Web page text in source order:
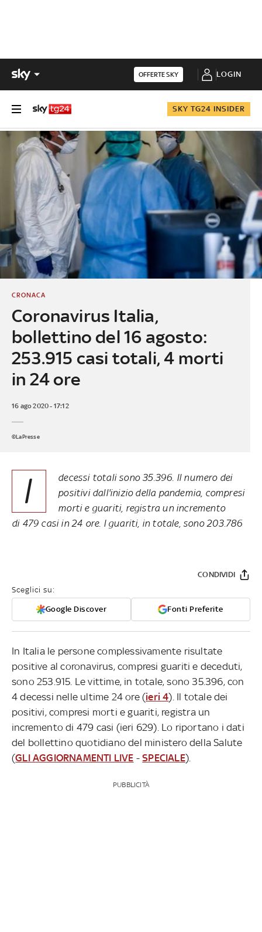
OFFERTE SKY LOGIN
SKY TG24 INSIDER
Coronavirus Italia,
bollettino del 16 agosto:
253.915 casi totali, 4 morti
in 24 ore
CRONACA
16 ago 2020 - 17:12
©LaPresse
I
decessi totali sono 35.396. Il numero dei
positivi dall'inizio della pandemia, compresi
morti e guariti, registra un incremento
di 479 casi in 24 ore. I guariti, in totale, sono 203.786
Sceglici su:
Google Discover Fonti Preferite
CONDIVIDI
In Italia le persone complessivamente risultate
positive al coronavirus, compresi guariti e deceduti,
sono 253.915. Le vittime, in totale, sono 35.396, con
4 decessi nelle ultime 24 ore (ieri 4). Il totale dei
positivi, compresi morti e guariti, registra un
incremento di 479 casi (ieri 629). Lo riportano i dati
del bollettino quotidiano del ministero della Salute
(GLI AGGIORNAMENTI LIVE -SPECIALE).
PUBBLICITÀ